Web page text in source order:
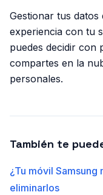
Gestionar tus datos
experiencia con tu
puedes decidir con
compartes en la
personales.
También te
¿Tu móvil
eliminarlos